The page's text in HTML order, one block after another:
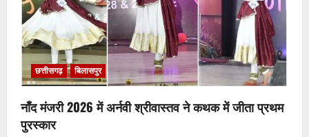
छत्तीसगढ़ बिलासपुर
नाँद मंजरी 2026 में अर्नवी श्रीवास्तव ने कथक में जीता प्रथम
पुरस्कार